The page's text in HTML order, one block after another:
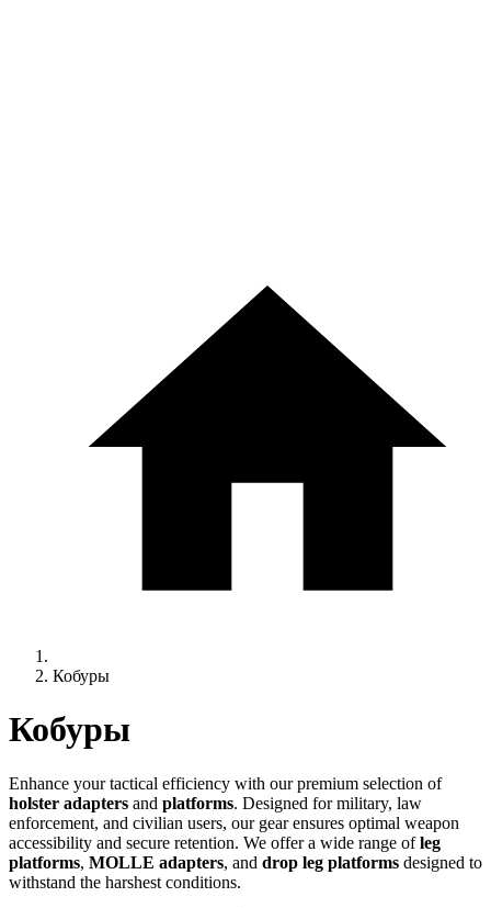
Кобуры
Кобуры
Enhance your tactical efficiency with our premium selection of
holster adapters and platforms. Designed for military, law
enforcement, and civilian users, our gear ensures optimal weapon
accessibility and secure retention. We offer a wide range ofleg
platforms, MOLLE adapters, and drop leg platforms designed to
withstand the harshest conditions.